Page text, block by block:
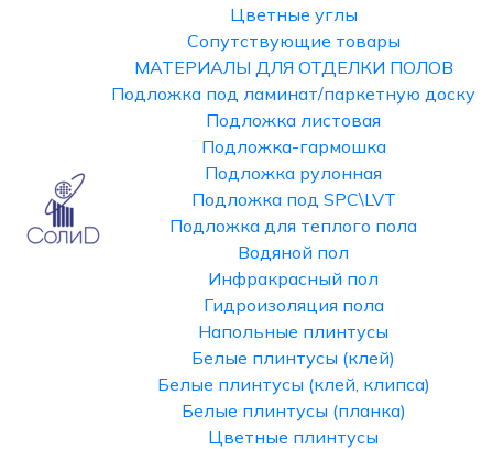
Цветные углы
Сопутствующие товары
МАТЕРИАЛЫ ДЛЯ ОТДЕЛКИ ПОЛОВ
Подложка под ламинат/паркетную доску
Подложка листовая
Подложка-гармошка
Подложка рулонная
Подложка под SPC\LVT
Подложка для теплого пола
Водяной пол
Инфракрасный пол
Гидроизоляция пола
Напольные плинтусы
Белые плинтусы (клей)
Белые плинтусы (клей, клипса)
Белые плинтусы (планка)
Цветные плинтусы